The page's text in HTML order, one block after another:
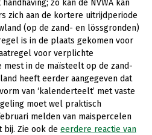
zo kan de NVWA kan
zich aan de kortere uitrijdperiode
(op de zand- en lössgronden)
is in de plaats gekomen voor
voor verplichte
mest in de maïsteelt op de zand-
heeft eerder aangegeven dat
van ‘kalenderteelt’ met vaste
moet wel praktisch
melden van maispercelen
bij. Zie ook de eerdere reactie van